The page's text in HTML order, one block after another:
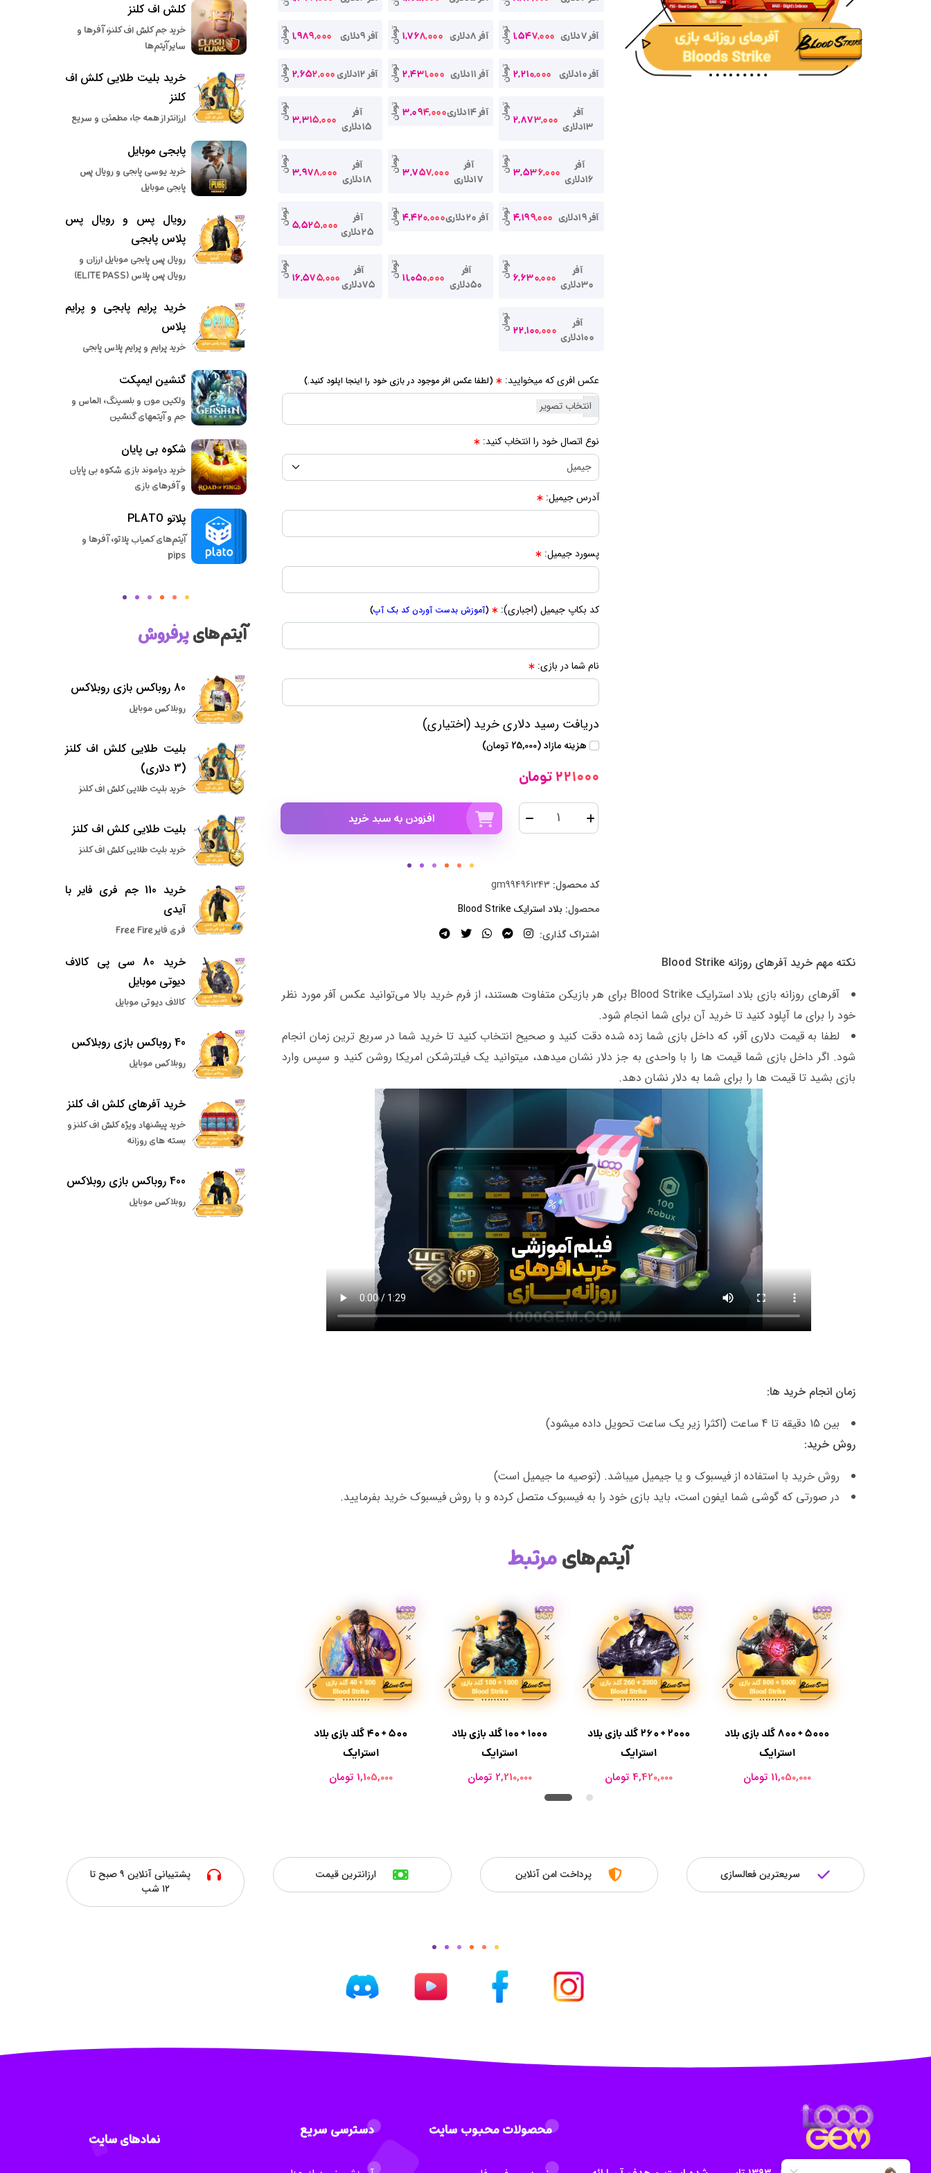
آفر 7دلاری 1,547,000 تومان آفر 8دلاری 1,768,000 تومان آفر 9دلاری 1,989,000 تومان
آفر 10دلاری 2,210,000 تومان آفر 11دلاری 2,431,000 تومان آفر 12دلاری 2,652,000 تومان
آفر
13دلاری
2,873,000 تومان آفر 14دلاری 3,094,000 تومان
آفر
15دلاری
3,315,000 تومان
آفر
16دلاری
3,536,000 تومان
آفر
17دلاری
3,757,000 تومان
آفر
18دلاری
3,978,000 تومان
آفر 19دلاری 4,199,000 تومان آفر 20دلاری 4,420,000 تومان
آفر
25دلاری
5,525,000 تومان
آفر
30دلاری
6,630,000 تومان
آفر
50دلاری
11,050,000 تومان
آفر
75دلاری
16,575,000 تومان
آفر
100دلاری
22,100,000 تومان
عکس افری که میخوایید: (لطفا عکس افر موجود در بازی خود را اینجا اپلود کنید.)
نوع اتصال خود را انتخاب کنید:
آدرس جیمیل:
پسورد جیمیل:
کد بکاپ جیمیل (اجباری): (آموزش بدست آوردن کد بک آپ)
نام شما در بازی:
دریافت رسید دلاری خرید (اختیاری)
هزینه مازاد (25,000 تومان)
221000 تومان
افزودن به سبد خرید
کد محصول:
محصول: بلاد استرایک Blood Strike
اشتراک گذاری:
نکته مهم خرید آفرهای روزانه Blood Strike
آفرهای روزانه بازی بلاد استرایک Blood Strike برای هر بازیکن متفاوت هستند، از فرم خرید بالا می‌توانید عکس آفر مورد نظر
خود را برای ما آپلود کنید تا خرید آن برای شما انجام شود.
لطفا به قیمت دلاری آفر، که داخل بازی شما زده شده دقت کنید و صحیح انتخاب کنید تا خرید شما در سریع ترین زمان انجام
شود. اگر داخل بازی شما قیمت ها را با واحدی به جز دلار نشان میدهد، میتوانید یک فیلترشکن امریکا روشن کنید و سپس وارد
بازی بشید تا قیمت ها را برای شما به دلار نشان دهد.
زمان انجام خرید ها:
بین 15 دقیقه تا 4 ساعت (اکثرا زیر یک ساعت تحویل داده میشود)
روش خرید:
روش خرید با استفاده از فیسبوک و یا جیمیل میباشد. (توصیه ما جیمیل است)
در صورتی که گوشی شما ایفون است، باید بازی خود را به فیسبوک متصل کرده و با روش فیسبوک خرید بفرمایید.
آیتم‌هایمرتبط
500 + 40 گلد بازی بلاد
استرایک
1,105,000 تومان
1000 + 100 گلد بازی بلاد
استرایک
2,210,000 تومان
2000 + 260 گلد بازی بلاد
استرایک
4,420,000 تومان
5000 + 800 گلد بازی بلاد
استرایک
11,050,000 تومان
کلش اف کلنز
خرید جم کلش اف کلنز، آفرها و
سایر آیتم‌ها
خرید بلیت طلایی کلش اف
کلنز
ارزانتر از همه جا، مطمئن و سریع
پابجی موبایل
خرید یوسی پابجی و رویال پس
پابجی موبایل
رویال پس و رویال پس
پلاس پابجی
رویال پس پابجی موبایل ارزان و
رویال پس پلاس (ELITE PASS)
خرید پرایم پابجی و پرایم
پلاس
خرید پرایم و پرایم پلاس پابجی
گنشین ایمپکت
ولکین مون و بلسینگ، الماس و
جم و آیتمهای گنشین
شکوه بی پایان
خرید دیاموند بازی شکوه بی پایان
و آفرهای بازی
پلاتو PLATO
آیتم‌های کمیاب پلاتو، آفرها و
pips
آیتم‌هایپرفروش
80 روباکس بازی روبلاکس
روبلاکس موبایل
بلیت طلایی کلش اف کلنز
(3 دلاری)
خرید بلیت طلایی کلش اف کلنز
بلیت طلایی کلش اف کلنز
خرید بلیت طلایی کلش اف کلنز
خرید 110 جم فری فایر با
آیدی
فری فایر Free Fire
خرید 80 سی پی کالاف
دیوتی موبایل
کالاف دیوتی موبایل
40 روباکس بازی روبلاکس
روبلاکس موبایل
خرید آفرهای کلش اف کلنز
خرید پیشنهاد ویژه کلش اف کلنز و
بسته های روزانه
400 روباکس بازی روبلاکس
روبلاکس موبایل
سریعترین فعالسازی پرداخت امن آنلاین ارزانترین قیمت
پشتیبانی آنلاین ۹ صبح تا
۱۲ شب
محصولات محبوب سایت دسترسی سریع نمادهای سایت